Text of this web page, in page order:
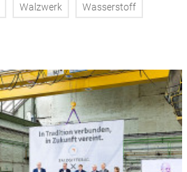
Walzwerk Wasserstoff